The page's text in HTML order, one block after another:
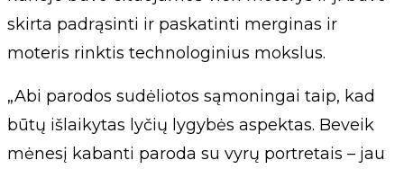
skirta padrąsinti ir paskatinti merginas ir
moteris rinktis technologinius mokslus.
„Abi parodos sudėliotos sąmoningai taip, kad
būtų išlaikytas lyčių lygybės aspektas. Beveik
mėnesį kabanti paroda su vyrų portretais – jau